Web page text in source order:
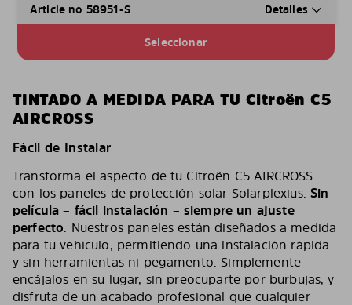
Article no 58951-S Detalles
Seleccionar
TINTADO A MEDIDA PARA TU Citroën C5
AIRCROSS
Fácil de Instalar
Transforma el aspecto de tu Citroën C5 AIRCROSS
con los paneles de protección solar Solarplexius.Sin
película – fácil instalación – siempre un ajuste
perfecto. Nuestros paneles están diseñados a medida
para tu vehículo, permitiendo una instalación rápida
y sin herramientas ni pegamento. Simplemente
encájalos en su lugar, sin preocuparte por burbujas, y
disfruta de un acabado profesional que cualquier